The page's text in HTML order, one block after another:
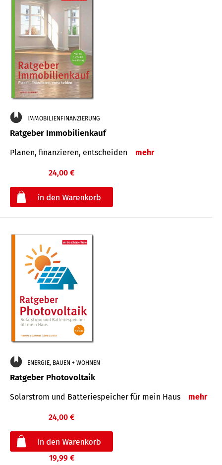
IMMOBILIENFINANZIERUNG
Ratgeber Immobilienkauf
Planen, finanzieren, entscheiden mehr
24,00 €
ENERGIE, BAUEN + WOHNEN
Ratgeber Photovoltaik
Solarstrom und Batteriespeicher für mein Haus mehr
24,00 €
19,99 €